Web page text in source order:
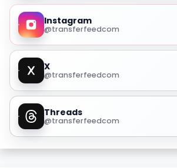
Instagram
@transferfeedcom
X
@transferfeedcom
Threads
@transferfeedcom